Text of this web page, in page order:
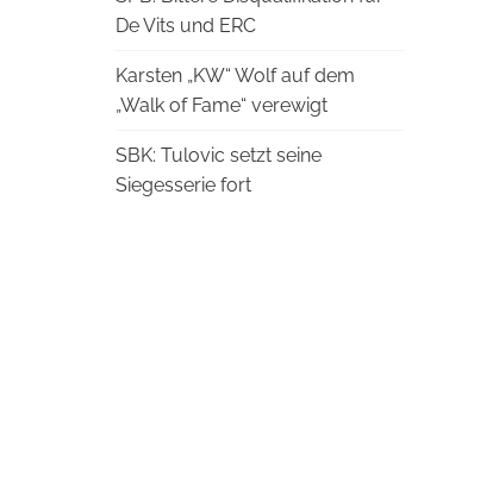
De Vits und ERC
Karsten „KW“ Wolf auf dem
„Walk of Fame“ verewigt
SBK: Tulovic setzt seine
Siegesserie fort